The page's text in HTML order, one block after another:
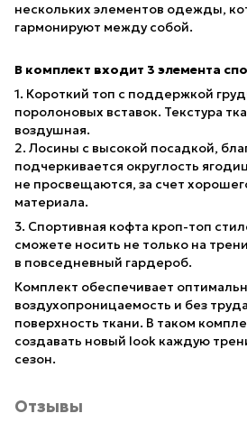
нескольких элементов одежды,
гармонируют между собой.
В комплект входит 3 элемента
1. Короткий топ с поддержкой
поролоновых вставок. Текстура
воздушная.
2. Лосины с высокой посадкой,
подчеркивается округлость
не просвещаются, за счет
материала.
3. Спортивная кофта кроп-топ
сможете носить не только на
в повседневный гардероб.
Комплект обеспечивает
воздухопроницаемость и без
поверхность ткани. В таком
создавать новый look каждую
сезон.
Отзывы